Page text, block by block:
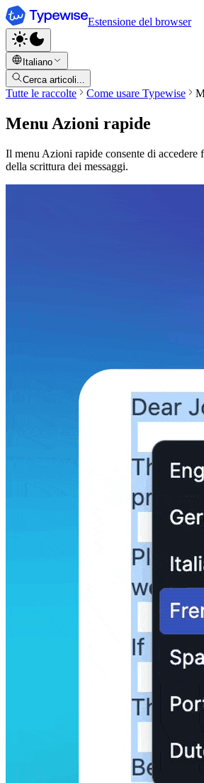
Estensione del browser
Italiano
Cerca articoli...
Tutte le raccolte Come usare Typewise
Menu Azioni rapide
Il menu Azioni rapide consente di accedere
della scrittura dei messaggi.